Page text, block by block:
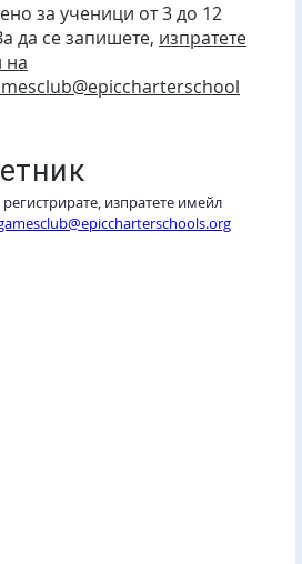
за ученици от 3 до 12
да се запишете, изпратете
на
регистрирате, изпратете имейл